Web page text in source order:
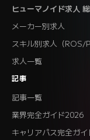
ヒューマノイド求人
メーカー別求人
スキル別求人（ROS/
求人一覧
記事
記事一覧
業界完全ガイド2026
キャリアパス完全ガイ